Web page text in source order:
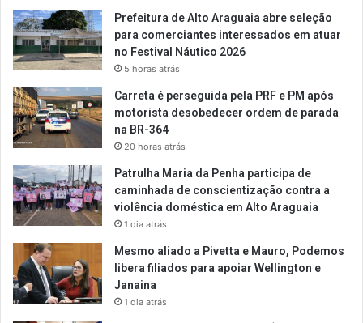
Prefeitura de Alto Araguaia abre seleção
para comerciantes interessados em atuar
no Festival Náutico 2026
5 horas atrás
Carreta é perseguida pela PRF e PM após
motorista desobedecer ordem de parada
na BR-364
20 horas atrás
Patrulha Maria da Penha participa de
caminhada de conscientização contra a
violência doméstica em Alto Araguaia
1 dia atrás
Mesmo aliado a Pivetta e Mauro, Podemos
libera filiados para apoiar Wellington e
Janaina
1 dia atrás